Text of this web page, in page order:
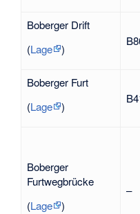
Boberger Drift
(Lage )
Boberger Furt
(Lage )
Boberger
Furtwegbrücke
(Lage )
–